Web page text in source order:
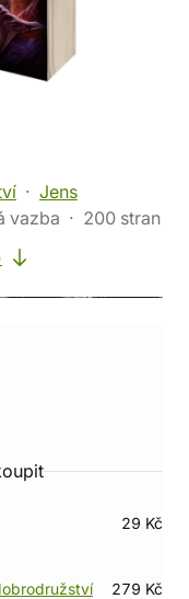
Jens
vazba
200 stran
29 Kč
279 Kč